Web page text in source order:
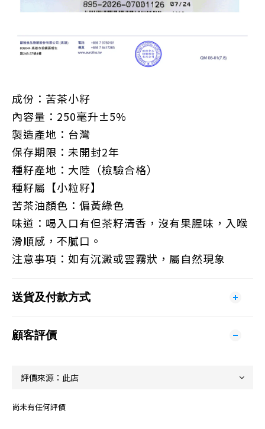
成份：苦茶小籽
內容量：250毫升±5%
製造產地：台灣
保存期限：未開封2年
種籽產地：大陸（檢驗合格）
種籽屬【小粒籽】
苦茶油顏色：偏黃綠色
味道：喝入口有但茶籽清香，沒有果腥味，入喉
滑順感，不膩口。
注意事項：如有沉澱或雲霧狀，屬自然現象
送貨及付款方式
顧客評價
尚未有任何評價